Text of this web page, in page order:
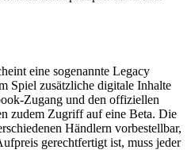
eine sogenannte Legacy
Spiel zusätzliche digitale Inhalte
Zugang und den offiziellen
zudem Zugriff auf eine Beta. Die
Händlern vorbestellbar,
gerechtfertigt ist, muss jeder